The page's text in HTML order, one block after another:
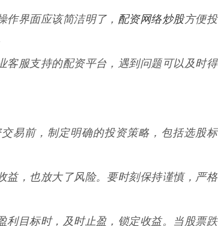
界面应该简洁明了， 配资网络炒股方便投
客服支持的配资平台，遇到问题可以及时得
易前，制定明确的投资策略，包括选股标
益，也放大了风险。要时刻保持谨慎，严格
利目标时，及时止盈，锁定收益。当股票跌